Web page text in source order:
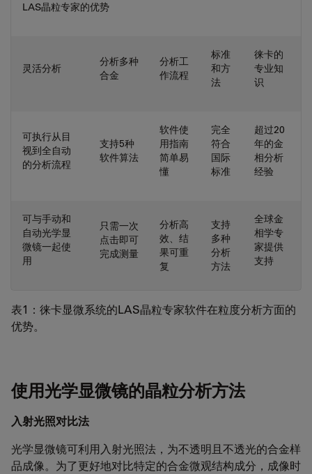
LAS晶粒专家的优势
灵活分析
分析多种
合金
分析工
作流程
标准
和方
法
徕卡的
专业知
识
可执行从目
视到全自动
的分析流程
支持5种
软件算法
软件使
用指南
简单易
懂
完全
符合
国际
标准
超过20
年的金
相分析
经验
可与手动和
自动光学显
微镜一起使
用
只需一次
点击即可
完成测量
分析高
效、结
果可重
复
支持
多种
分析
方法
全球金
相学专
家提供
支持
表1：徕卡显微系统的LAS晶粒专家软件在粒度分析方面的
优势。
使用光学显微镜的晶粒分析方法
入射光照对比法
光学显微镜可利用入射光照法，为不透明且不透光的合金样
品成像。为了更好地对比特定的合金微观结构成分，成像时